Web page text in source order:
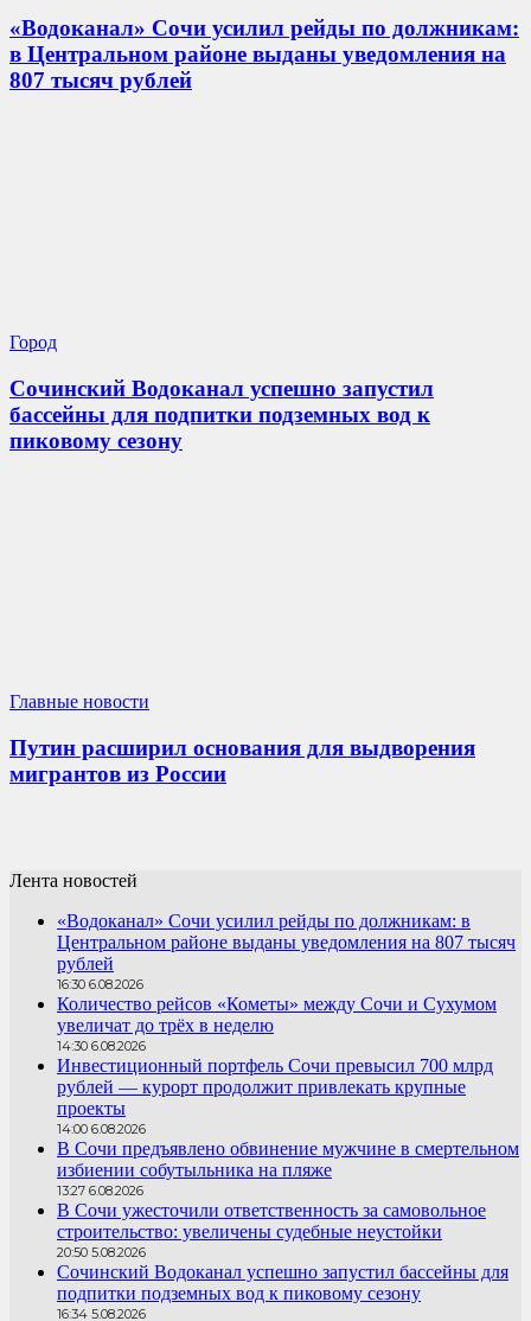
«Водоканал» Сочи усилил рейды по должникам:
в Центральном районе выданы уведомления на
807 тысяч рублей
Город
Сочинский Водоканал успешно запустил
бассейны для подпитки подземных вод к
пиковому сезону
Главные новости
Путин расширил основания для выдворения
мигрантов из России
Лента новостей
«Водоканал» Сочи усилил рейды по должникам: в
Центральном районе выданы уведомления на 807 тысяч
рублей
16:30 6.08.2026
Количество рейсов «Кометы» между Сочи и Сухумом
увеличат до трёх в неделю
14:30 6.08.2026
Инвестиционный портфель Сочи превысил 700 млрд
рублей — курорт продолжит привлекать крупные
проекты
14:00 6.08.2026
В Сочи предъявлено обвинение мужчине в смертельном
избиении собутыльника на пляже
13:27 6.08.2026
В Сочи ужесточили ответственность за самовольное
строительство: увеличены судебные неустойки
20:50 5.08.2026
Сочинский Водоканал успешно запустил бассейны для
подпитки подземных вод к пиковому сезону
16:34 5.08.2026